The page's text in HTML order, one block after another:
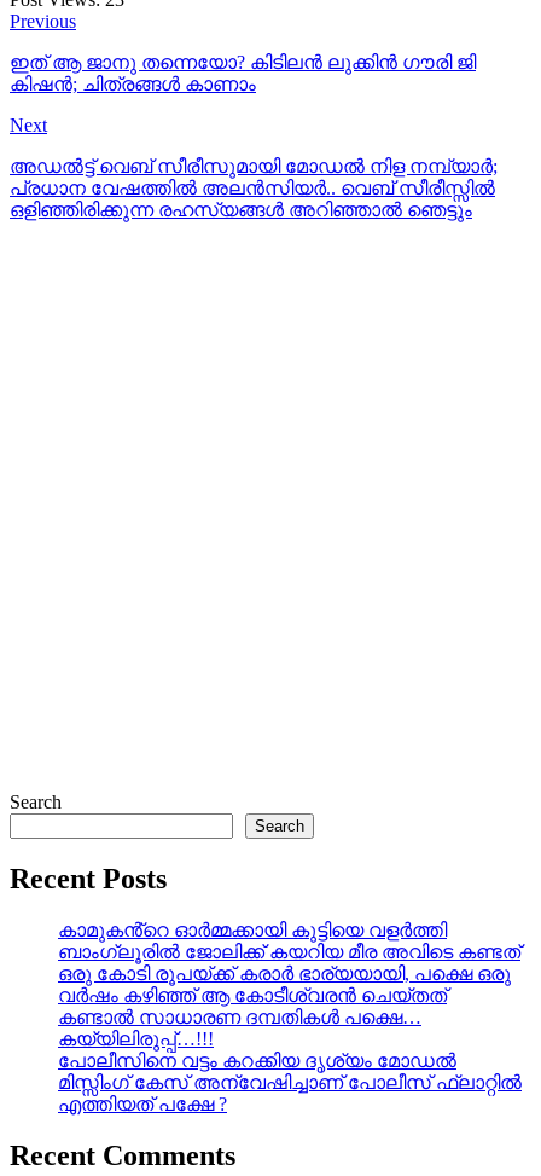
Previous
ഇത് ആ ജാനു തന്നെയോ? കിടിലന്‍ ലുക്കിന്‍ ഗൗരി ജി
കിഷന്‍; ചിത്രങ്ങള്‍ കാണാം
Next
അഡൽട്ട് വെബ് സീരീസുമായി മോഡല്‍ നിള നമ്പ്യാര്‍;
പ്രധാന വേഷത്തിൽ അലൻസിയർ.. വെബ് സീരീസ്സിൽ
ഒളിഞ്ഞിരിക്കുന്ന രഹസ്യങ്ങൾ അറിഞ്ഞാൽ ഞെട്ടും
Search
Search
Recent Posts
കാമുകൻ്റെ ഓർമ്മക്കായി കുട്ടിയെ വളർത്തി
ബാംഗ്ലൂരിൽ ജോലിക്ക് കയറിയ മീര അവിടെ കണ്ടത്
ഒരു കോടി രൂപയ്ക്ക് കരാർ ഭാര്യയായി, പക്ഷെ ഒരു
വർഷം കഴിഞ്ഞ് ആ കോടീശ്വരൻ ചെയ്തത്
കണ്ടാൽ സാധാരണ ദമ്പതികൾ പക്ഷെ…
കയ്യിലിരുപ്പ്…!!!
പോലീസിനെ വട്ടം കറക്കിയ ദൃശ്യം മോഡല്‍
മിസ്സിംഗ് കേസ് അന്വേഷിച്ചാണ് പോലീസ് ഫ്ലാറ്റിൽ
എത്തിയത് പക്ഷേ ?
Recent Comments